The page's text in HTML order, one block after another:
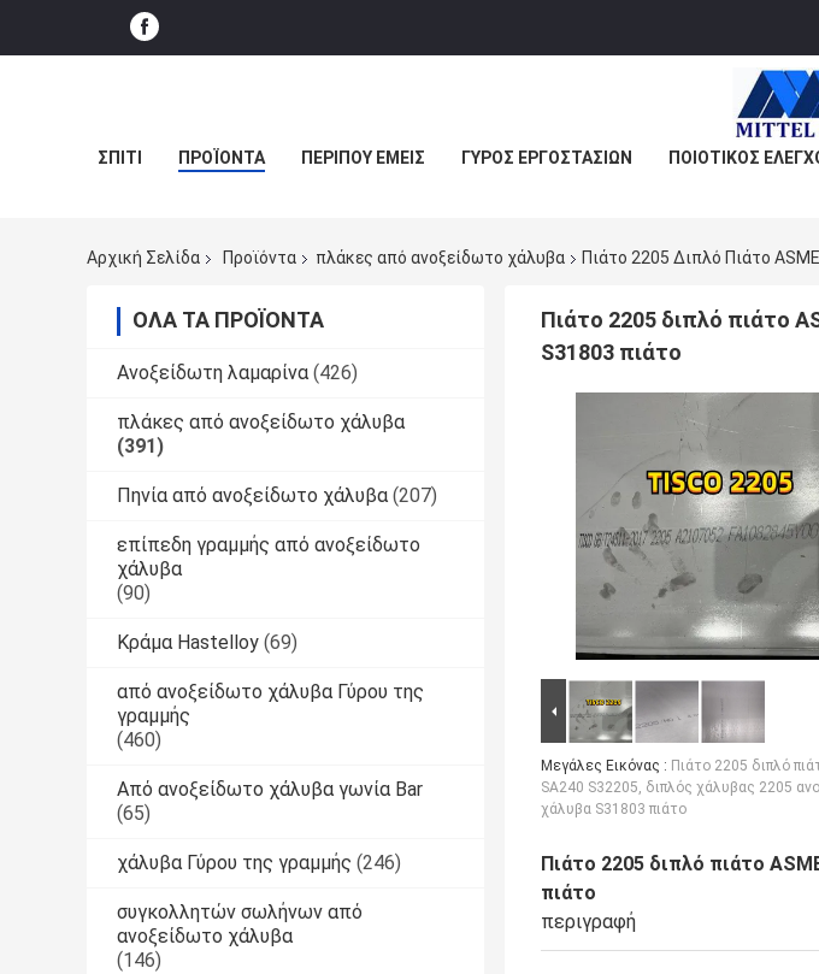
ΣΠΊΤΙ ΠΡΟΪΌΝΤΑ ΠΕΡΊΠΟΥ ΕΜΕΊΣ ΓΎΡΟΣ ΕΡΓΟΣΤΑΣΊΩΝ ΠΟΙΟΤΙΚΌΣ
Αρχική Σελίδα Προϊόντα πλάκες από ανοξείδωτο χάλυβα Πιάτο 2205 Διπλό Πιάτο
ΌΛΑ ΤΑ ΠΡΟΪΌΝΤΑ
Ανοξείδωτη λαμαρίνα (426)
πλάκες από ανοξείδωτο χάλυβα
(391)
Πηνία από ανοξείδωτο χάλυβα (207)
επίπεδη γραμμής από ανοξείδωτο
χάλυβα
(90)
Κράμα Hastelloy (69)
από ανοξείδωτο χάλυβα Γύρου της
γραμμής
(460)
Από ανοξείδωτο χάλυβα γωνία Bar
(65)
χάλυβα Γύρου της γραμμής (246)
συγκολλητών σωλήνων από
ανοξείδωτο χάλυβα
(146)
Πιάτο 2205 διπλό πιάτο
S31803 πιάτο
Μεγάλες Εικόνας : Πιάτο 2205 διπλό
SA240 S32205, διπλός χάλυβας 2205
χάλυβα S31803 πιάτο
Πιάτο 2205 διπλό πιάτο
πιάτο
περιγραφή